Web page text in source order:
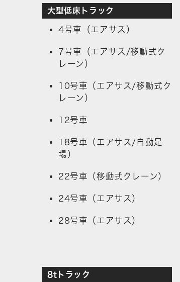
大型低床トラック
4号車（エアサス）
7号車（エアサス/移動式ク
レーン）
10号車（エアサス/移動式ク
レーン）
12号車
18号車（エアサス/自動足
場）
22号車（移動式クレーン）
24号車（エアサス）
28号車（エアサス）
8tトラック